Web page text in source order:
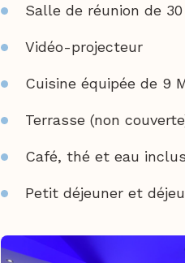
Salle de réunion de
Vidéo-projecteur
Cuisine équipée de 9
Terrasse (non
Café, thé et eau inclus
Petit déjeuner et